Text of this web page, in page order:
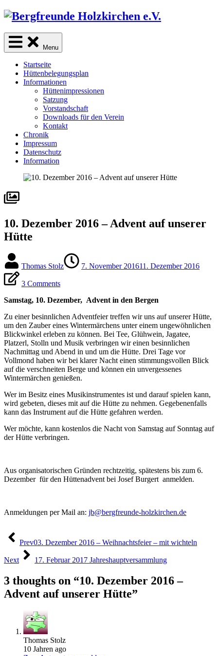
Skip
content
sind Freunde der Natur
Menu
Startseite
Hüttenbelegungsplan
Informationen
Hüttenimpressionen
Satzung
Vorstandschaft
Downloads für den Verein
Kontakt
Chronik
Impressum
Datenschutz
Information
10. Dezember 2016 – Advent auf unserer
Hütte
Thomas Stolz 7. November 201611. Dezember 2016
3 Comments
Samstag, 10. Dezember, Advent in den Bergen
Zu einer besinnlichen Adventfeier treffen wir uns auf unserer Hütte,
um den Zauber eines Wintermärchens unter einem ungewöhnlichen
Blickwinkel erleben zu können. Bei Tee, Glühwein, Jagatee,
Platzerl, Stolln und Musik verbringen wir einen besinnlichen
Nachmittag und Abend in und um die Hütte. Drei Tage vor
Vollmond haben wir bei klarer Nacht einen stimmungsvollen Blick
auf die verschneiten Berge und können ein unvergessenes
Wintermärchen genießen.
Wer im Besitz eines Musikinstrumentes ist und darauf spielen kann,
wird gebeten, dieses mit auf die Hütte zu nehmen. Gegebenenfalls
kann das Instrument auf die Hütte gefahren werden.
Wer möchte, kann kostenlos die Nacht von Samstag auf Sonntag auf
der Hütte verbringen.
Aus organisatorischen Gründen rechtzeitig, spätestens bis zum 6.
Dezember für den Hüttenadvent bei Josef Burgert anmelden.
Anmeldungen per Mail an: jb@bergfreunde-holzkirchen.de
Beitragsnavigation
Prev03. Dezember 2016 – Weihnachtsfeier – mit wichteln
Next 17. Februar 2017 Jahreshauptversammlung
3 thoughts on “10. Dezember 2016 –
Advent auf unserer Hütte”
Thomas Stolz
10 Jahren ago